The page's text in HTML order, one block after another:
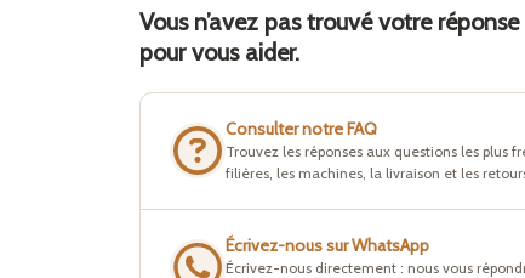
Vous n’avez pas trouvé votre
pour vous aider.
Consulter notre FAQ
Trouvez les réponses aux questions les plus
filières, les machines, la livraison et les
Écrivez-nous sur WhatsApp
Écrivez-nous directement : nous vous